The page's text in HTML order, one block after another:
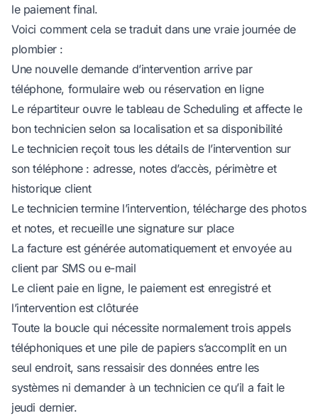
le paiement final.
Voici comment cela se traduit dans une vraie journée de
plombier :
Une nouvelle demande d’intervention arrive par
téléphone, formulaire web ou réservation en ligne
Le répartiteur ouvre le tableau de Scheduling et affecte le
bon technicien selon sa localisation et sa disponibilité
Le technicien reçoit tous les détails de l’intervention sur
son téléphone : adresse, notes d’accès, périmètre et
historique client
Le technicien termine l’intervention, télécharge des photos
et notes, et recueille une signature sur place
La facture est générée automatiquement et envoyée au
client par SMS ou e-mail
Le client paie en ligne, le paiement est enregistré et
l’intervention est clôturée
Toute la boucle qui nécessite normalement trois appels
téléphoniques et une pile de papiers s’accomplit en un
seul endroit, sans ressaisir des données entre les
systèmes ni demander à un technicien ce qu’il a fait le
jeudi dernier.